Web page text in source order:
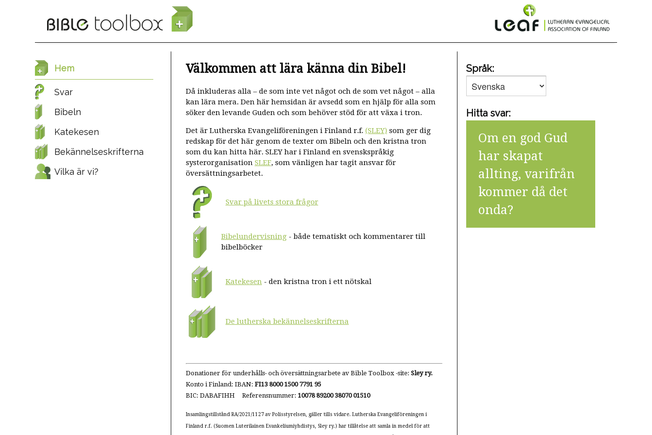
Välkommen att lära känna din Bibel!
Då inkluderas alla – de som inte vet något och de som vet något – alla
kan lära mera. Den här hemsidan är avsedd som en hjälp för alla som
söker den levande Guden och som behöver stöd för att växa i tron.
Det är Lutherska Evangeliföreningen i Finland r.f. (SLEY) som ger dig
redskap för det här genom de texter om Bibeln och den kristna tron
som du kan hitta här. SLEY har i Finland en svenskspråkig
systerorganisation SLEF, som vänligen har tagit ansvar för
översättningsarbetet.
Svar på livets stora frågor
Bibelundervisning- både tematiskt och kommentarer till
bibelböcker
Katekesen - den kristna tron i ett nötskal
De lutherska bekännelseskrifterna
Donationer för underhålls- och översättningsarbete av Bible Toolbox -site: Sley ry.
Konto i Finland: IBAN: FI13 8000 1500 7791 95
BIC: DABAFIHH Referensnummer: 10078 89200 38070 01510
Insamlingstillstånd RA/2021/1127 av Polisstyrelsen, gäller tills vidare. Lutherska Evangeliföreningen i
Finland r.f. (Suomen Luterilainen Evankeliumiyhdistys, Sley ry.) har tillåtelse att samla in medel för att
Språk:
Hitta svar:
Om en god Gud
har skapat
allting, varifrån
kommer då det
onda?
Hem
Svar
Bibeln
Katekesen
Bekännelseskrifterna
Vilka är vi?